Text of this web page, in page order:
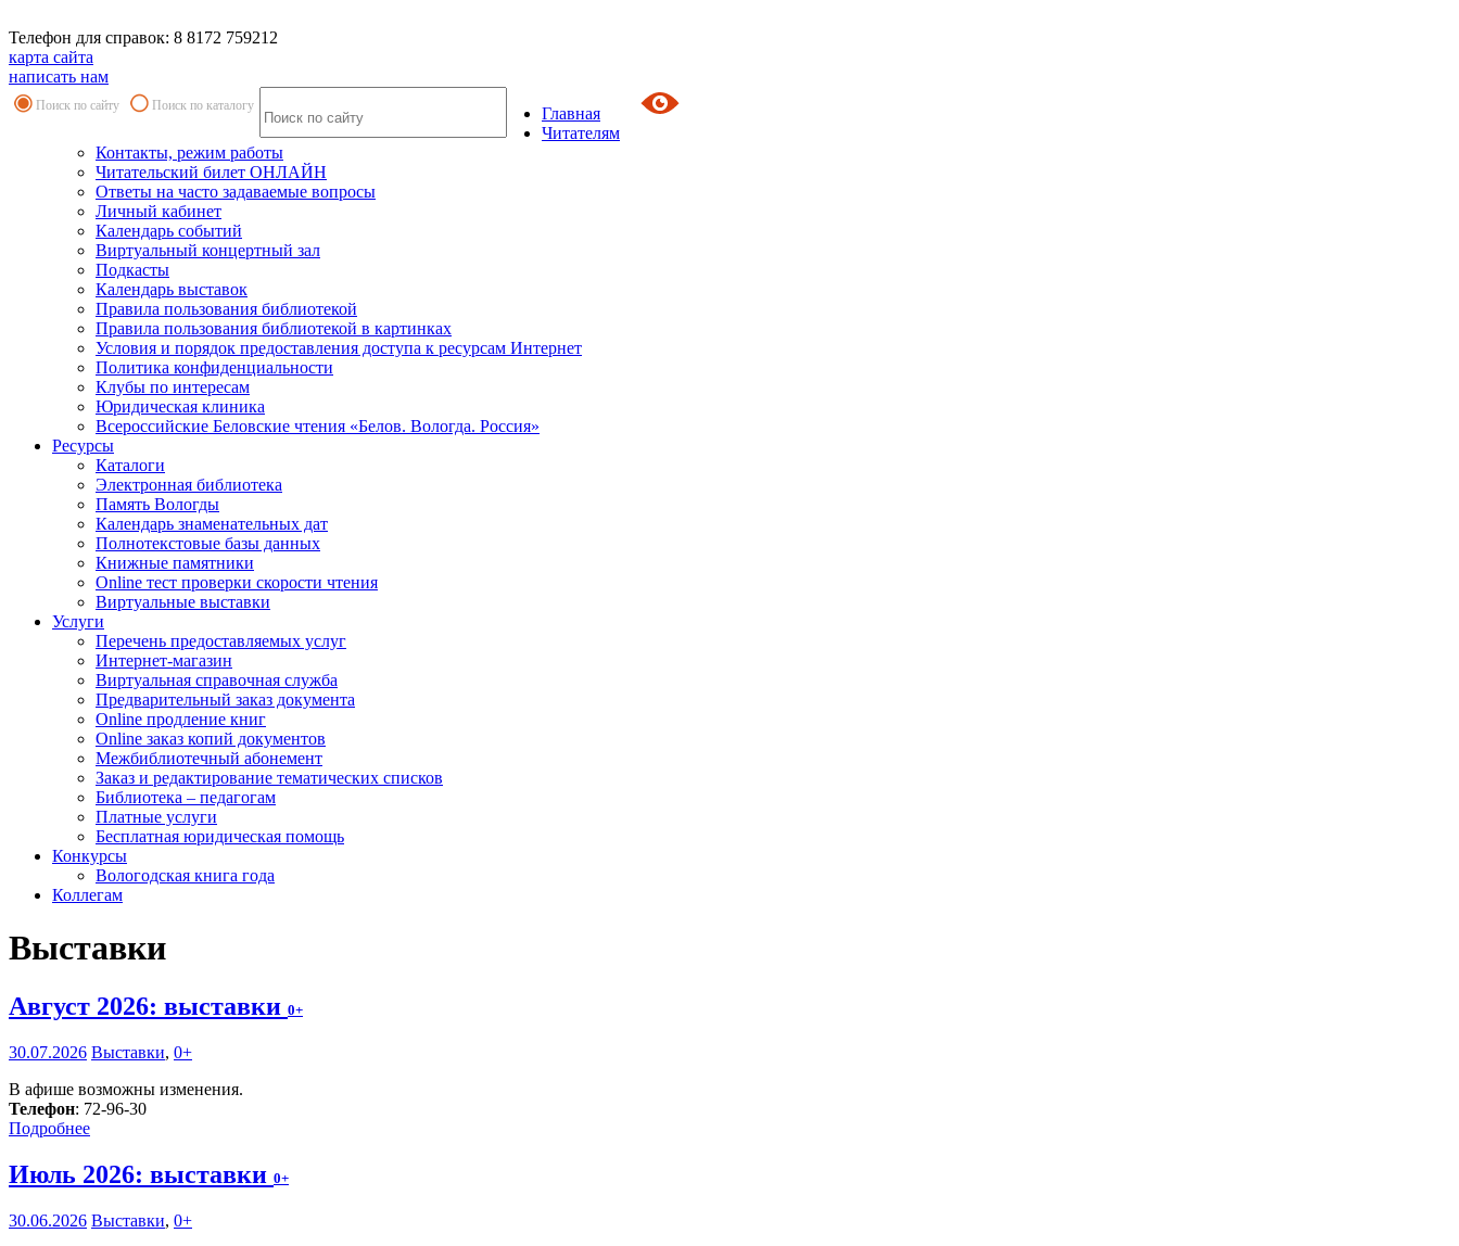
Телефон для справок: 8 8172 759212
карта сайта
написать нам
Поиск по сайту Поиск по каталогу
Главная
Читателям
Контакты, режим работы
Читательский билет ОНЛАЙН
Ответы на часто задаваемые вопросы
Личный кабинет
Календарь событий
Виртуальный концертный зал
Подкасты
Календарь выставок
Правила пользования библиотекой
Правила пользования библиотекой в картинках
Условия и порядок предоставления доступа к ресурсам Интернет
Политика конфиденциальности
Клубы по интересам
Юридическая клиника
Всероссийские Беловские чтения «Белов. Вологда. Россия»
Ресурсы
Каталоги
Электронная библиотека
Память Вологды
Календарь знаменательных дат
Полнотекстовые базы данных
Книжные памятники
Online тест проверки скорости чтения
Виртуальные выставки
Услуги
Перечень предоставляемых услуг
Интернет-магазин
Виртуальная справочная служба
Предварительный заказ документа
Online продление книг
Online заказ копий документов
Межбиблиотечный абонемент
Заказ и редактирование тематических списков
Библиотека – педагогам
Платные услуги
Бесплатная юридическая помощь
Конкурсы
Вологодская книга года
Коллегам
Выставки
Август 2026: выставки 0+
30.07.2026 Выставки, 0+
В афише возможны изменения.
Телефон: 72-96-30
Подробнее
Июль 2026: выставки 0+
30.06.2026 Выставки, 0+